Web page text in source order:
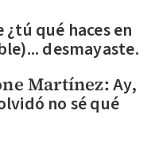
¿tú qué haces en
desmayaste.
Martínez:Ay,
no sé qué